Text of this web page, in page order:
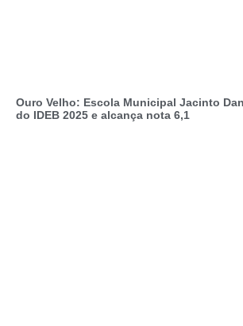
Ouro Velho: Escola Municipal Jacinto
do IDEB 2025 e alcança nota 6,1